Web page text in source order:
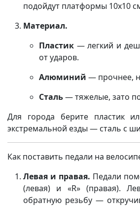
подойдут платформы 10х10
Материал.
Пластик — легкий и
от ударов.
Алюминий — прочнее,
Сталь— тяжелые, зато
Для города берите пластик
экстремальной езды — сталь с
Как поставить педали на
Левая и правая. Педали
(левая) и «R» (правая).
обратную резьбу —